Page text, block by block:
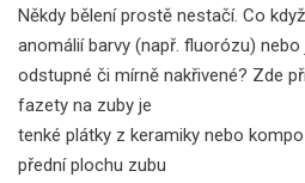
Někdy bělení prostě nestačí. Co
anomálií barvy (např. fluorózu)
odstupné či mírně nakřivené? Zde
fazety na zuby je
tenké plátky z keramiky nebo
přední plochu zubu